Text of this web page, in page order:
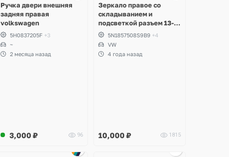
Ручка двери внешняя
задняя правая
volkswagen
5H0837205F +3
~
2 месяца назад
3,000 ₽ 96
Зеркало правое со
складыванием и
подсветкой разъем 13-
pin Volkswagen Tiguan 1
5N1857508S9B9 +4
VW
4 года назад
10,000 ₽ 1815